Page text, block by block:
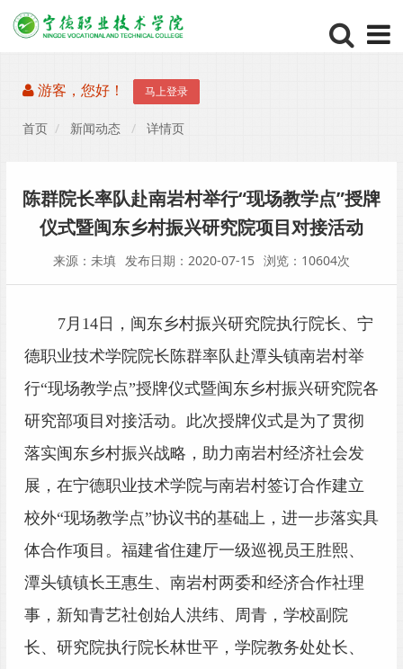
游客，您好！ 马上登录
首页 新闻动态 详情页
陈群院长率队赴南岩村举行“现场教学点”授牌
仪式暨闽东乡村振兴研究院项目对接活动
来源：未填 发布日期：2020-07-15 浏览：10604次
7月14日，闽东乡村振兴研究院执行院长、宁
德职业技术学院院长陈群率队赴潭头镇南岩村举
行“现场教学点”授牌仪式暨闽东乡村振兴研究院各
研究部项目对接活动。此次授牌仪式是为了贯彻
落实闽东乡村振兴战略，助力南岩村经济社会发
展，在宁德职业技术学院与南岩村签订合作建立
校外“现场教学点”协议书的基础上，进一步落实具
体合作项目。福建省住建厅一级巡视员王胜熙、
潭头镇镇长王惠生、南岩村两委和经济合作社理
事，新知青艺社创始人洪纬、周青，学校副院
长、研究院执行院长林世平，学院教务处处长、